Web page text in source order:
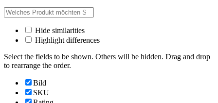
Hide similarities
Highlight differences
Select the fields to be shown. Others will be hidden. Drag and drop
to rearrange the order.
Bild
SKU